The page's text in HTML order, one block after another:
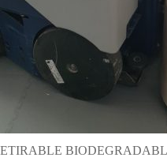
ETIRABLE